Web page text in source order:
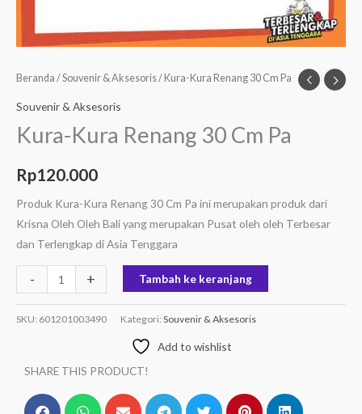
Beranda /Souvenir & Aksesoris/ Kura-Kura Renang 30 Cm Pa
Souvenir & Aksesoris
Kura-Kura Renang 30 Cm Pa
Rp120.000
Produk Kura-Kura Renang 30 Cm Pa ini merupakan produk dari
Krisna Oleh Oleh Bali yang merupakan Pusat oleh oleh Terbesar
dan Terlengkap di Asia Tenggara
- + Tambah ke keranjang
SKU: 601201003490 Kategori: Souvenir & Aksesoris
Add to wishlist
SHARE THIS PRODUCT!